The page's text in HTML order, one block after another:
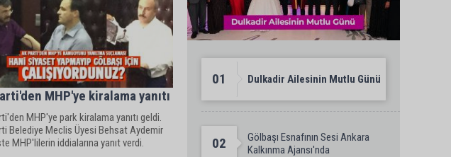
MHP'ye kiralama yanıtı
MHP'ye park kiralama yanıtı geldi.
Belediye Meclis Üyesi Behsat Aydemir
MHP'lilerin iddialarına yanıt verdi.
01 Dulkadir Ailesinin Mutlu Günü
02
Gölbaşı Esnafının Sesi Ankara
Kalkınma Ajansı'nda